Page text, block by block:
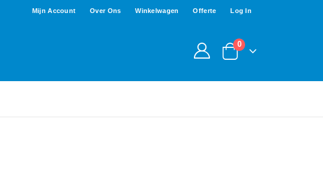
Mijn Account Over Ons Winkelwagen Offerte Log In
0